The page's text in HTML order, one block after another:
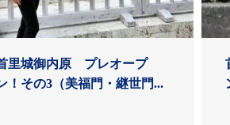
里城御内原 プレオープ
！その3（美福門・継世門...